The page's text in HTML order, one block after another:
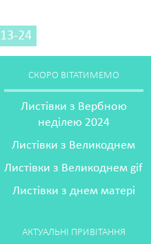
13-24
СКОРО ВІТАТИМЕМО
Листівки з Вербною
неділею 2024
Листівки з Великоднем
Листівки з Великоднем gif
Листівки з днем матері
АКТУАЛЬНІ ПРИВІТАННЯ